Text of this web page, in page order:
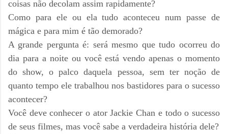
coisas não decolam assim rapidamente?
Como para ele ou ela tudo aconteceu num passe de
mágica e para mim é tão demorado?
A grande pergunta é: será mesmo que tudo ocorreu do
dia para a noite ou você está vendo apenas o momento
do show, o palco daquela pessoa, sem ter noção de
quanto tempo ele trabalhou nos bastidores para o sucesso
acontecer?
Você deve conhecer o ator Jackie Chan e todo o sucesso
de seus filmes, mas você sabe a verdadeira história dele?